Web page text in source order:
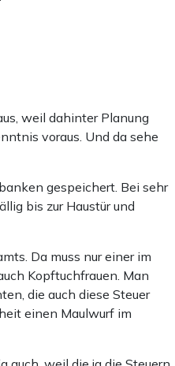
weil dahinter Planung
voraus. Und da sehe
gespeichert. Bei sehr
bis zur Haustür und
Da muss nur einer im
Kopftuchfrauen. Man
die auch diese Steuer
einen Maulwurf im